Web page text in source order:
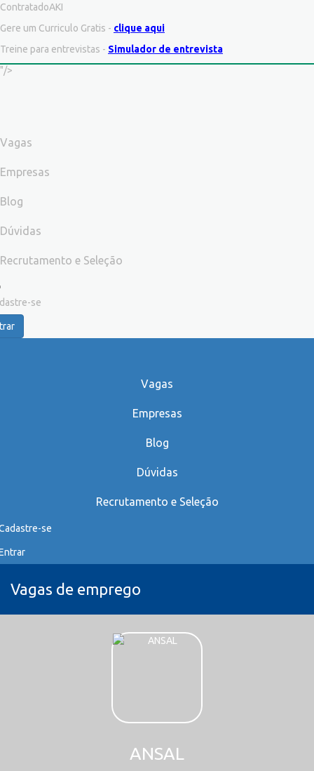
ContratadoAKI
Gere um Curriculo Gratis - clique aqui
Treine para entrevistas - Simulador de entrevista
"/>
Vagas
Empresas
Blog
Dúvidas
Recrutamento e Seleção
se
Vagas
Empresas
Blog
Dúvidas
Recrutamento e Seleção
se
Vagas de emprego
ANSAL